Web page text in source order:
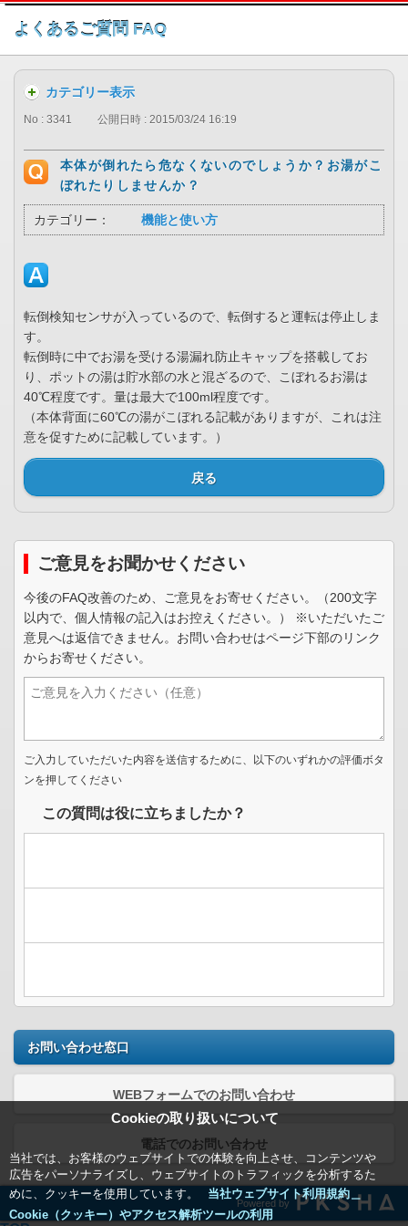
このページの本文へ
よくあるご質問 FAQ
Cookieの取り扱いについて
当社では、お客様のウェブサイトでの体験を向上させ、コンテンツや
広告をパーソナライズし、ウェブサイトのトラフィックを分析するた
めに、クッキーを使用しています。
当社ウェブサイト利用規約＿
Cookie（クッキー）やアクセス解析ツールの利用
カテゴリー表示
No : 3341 公開日時 : 2015/03/24 16:19
本体が倒れたら危なくないのでしょうか？お湯がこ
ぼれたりしませんか？
カテゴリー： 機能と使い方
転倒検知センサが入っているので、転倒すると運転は停止しま
す。
転倒時に中でお湯を受ける湯漏れ防止キャップを搭載してお
り、ポットの湯は貯水部の水と混ざるので、こぼれるお湯は
40℃程度です。量は最大で100ml程度です。
（本体背面に60℃の湯がこぼれる記載がありますが、これは注
意を促すために記載しています。）
戻る
ご意見をお聞かせください
今後のFAQ改善のため、ご意見をお寄せください。（200文字
以内で、個人情報の記入はお控えください。） ※いただいたご
意見へは返信できません。お問い合わせはページ下部のリンク
からお寄せください。
ご入力していただいた内容を送信するために、以下のいずれかの評価ボタ
ンを押してください
この質問は役に立ちましたか？
お問い合わせ窓口
WEBフォームでのお問い合わせ
電話でのお問い合わせ
Powered by